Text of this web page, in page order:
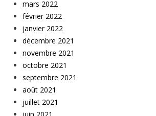
mars 2022
février 2022
janvier 2022
décembre 2021
novembre 2021
octobre 2021
septembre 2021
août 2021
juillet 2021